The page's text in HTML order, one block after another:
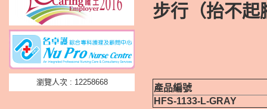
瀏覽人次 : 12258668
步行（抬不起
產品編號
HFS-1133-L-GRAY